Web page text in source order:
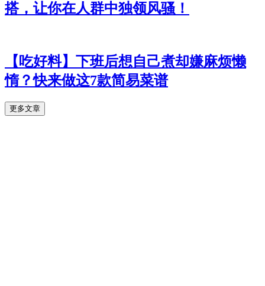
搭，让你在人群中独领风骚！
【吃好料】下班后想自己煮却嫌麻烦懒
惰？快来做这7款简易菜谱
更多文章